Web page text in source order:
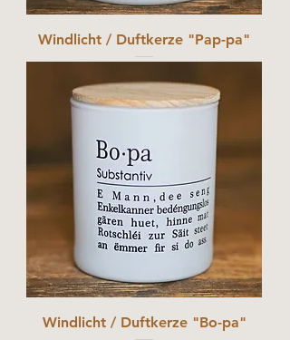
Windlicht / Duftkerze "Pap-pa"
Windlicht / Duftkerze "Bo-pa"